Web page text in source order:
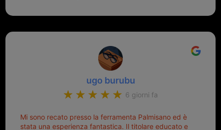
meglio ferramenta de ostia e poi il prorietario il signor
ugo burubu
6 giorni fa
Mi sono recato presso la ferramenta Palmisano ed è
stata una esperienza fantastica. Il titolare educato e